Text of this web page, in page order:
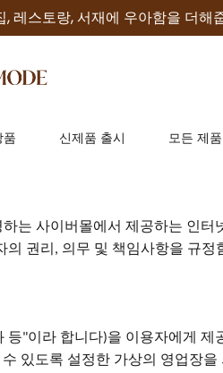
레스토랑, 서재에 우아함을 더해
품 신제품 출시 모든 제품
하는 사이버몰에서 제공하는 인터
의 권리 , 의무 및 책임사항을 규정
등"이라 합니다)을 이용자에게 제
있도록 설정한 가상의 영업장을